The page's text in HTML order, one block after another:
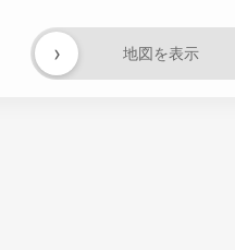
地図を表示
›